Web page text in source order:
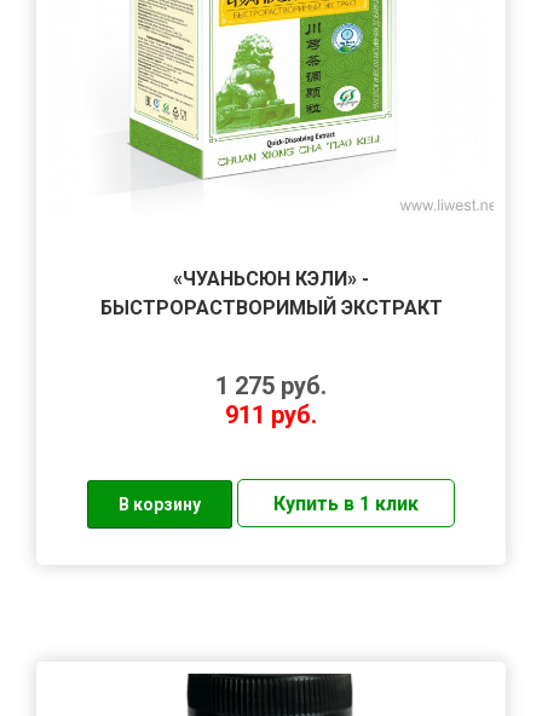
«ЧУАНЬСЮН КЭЛИ» -
БЫСТРОРАСТВОРИМЫЙ ЭКСТРАКТ
1 275 руб.
911 руб.